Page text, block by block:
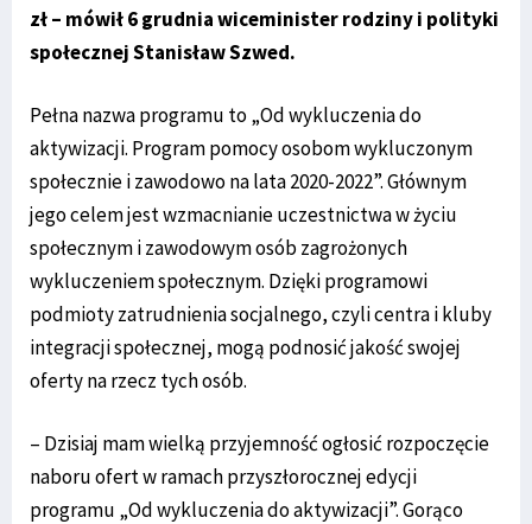
zł – mówił 6 grudnia wiceminister rodziny i polityki
społecznej Stanisław Szwed.
Pełna nazwa programu to „Od wykluczenia do
aktywizacji. Program pomocy osobom wykluczonym
społecznie i zawodowo na lata 2020-2022”. Głównym
jego celem jest wzmacnianie uczestnictwa w życiu
społecznym i zawodowym osób zagrożonych
wykluczeniem społecznym. Dzięki programowi
podmioty zatrudnienia socjalnego, czyli centra i kluby
integracji społecznej, mogą podnosić jakość swojej
oferty na rzecz tych osób.
– Dzisiaj mam wielką przyjemność ogłosić rozpoczęcie
naboru ofert w ramach przyszłorocznej edycji
programu „Od wykluczenia do aktywizacji”. Gorąco